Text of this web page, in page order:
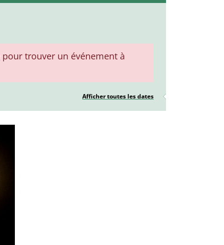
pour trouver un événement à
Afficher toutes les dates